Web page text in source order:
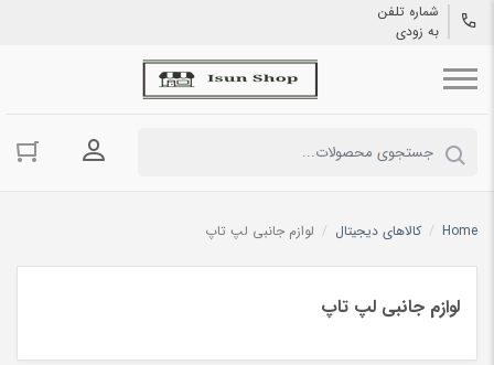
شماره تلفن
به زودی
ورود به
Home
/ کالاهای دیجیتال / لوازم جانبی لپ تاپ
لوازم جانبی لپ تاپ